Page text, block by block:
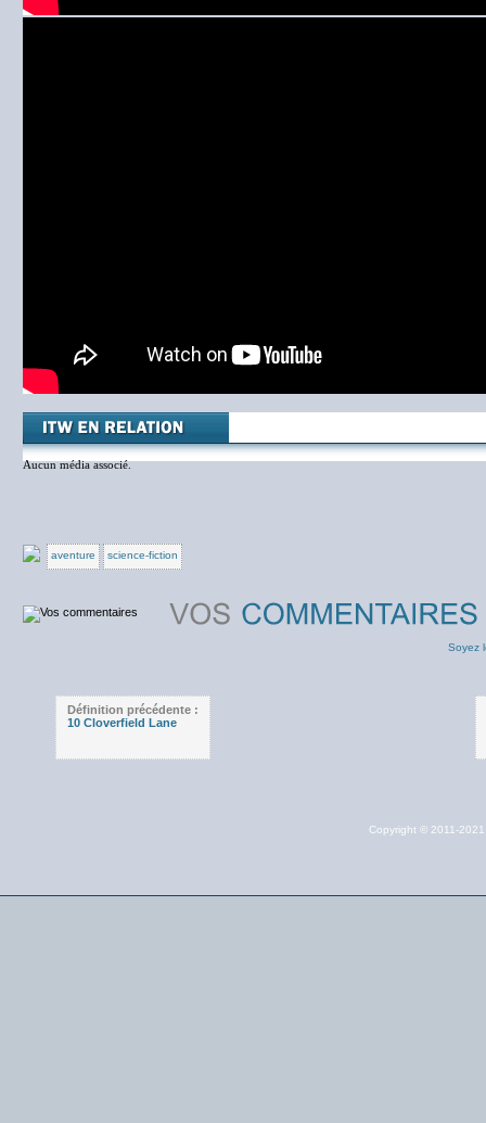
Aucun média associé.
aventure science-fiction
Soyez
Définition précédente :
10 Cloverfield Lane
Copyright © 2011-